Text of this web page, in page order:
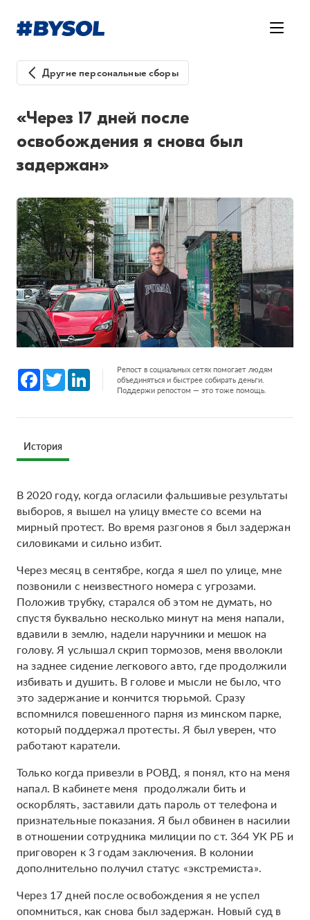
Другие персональные сборы
«Через 17 дней после
освобождения я снова был
задержан»
Facebook
Twitter LinkedInРепост в социальных сетях помогает людям
объединяться и быстрее собирать деньги.
Поддержи репостом — это тоже помощь.
История
В 2020 году, когда огласили фальшивые результаты
выборов, я вышел на улицу вместе со всеми на
мирный протест. Во время разгонов я был задержан
силовиками и сильно избит.
Через месяц в сентябре, когда я шел по улице, мне
позвонили с неизвестного номера с угрозами.
Положив трубку, старался об этом не думать, но
спустя буквально несколько минут на меня напали,
вдавили в землю, надели наручники и мешок на
голову. Я услышал скрип тормозов, меня вволокли
на заднее сидение легкового авто, где продолжили
избивать и душить. В голове и мысли не было, что
это задержание и кончится тюрьмой. Сразу
вспомнился повешенного парня из минском парке,
который поддержал протесты. Я был уверен, что
работают каратели.
Только когда привезли в РОВД, я понял, кто на меня
напал. В кабинете меня продолжали бить и
оскорблять, заставили дать пароль от телефона и
признательные показания. Я был обвинен в насилии
в отношении сотрудника милиции по ст. 364 УК РБ и
приговорен к 3 годам заключения. В колонии
дополнительно получил статус «экстремиста».
Через 17 дней после освобождения я не успел
опомниться, как снова был задержан. Новый суд в